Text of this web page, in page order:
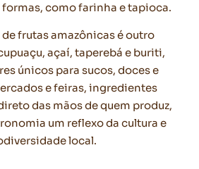
formas, como farinha e tapioca.
frutas amazônicas é outro
açaí, taperebá e buriti,
únicos para sucos, doces e
e feiras, ingredientes
das mãos de quem produz,
um reflexo da cultura e
local.